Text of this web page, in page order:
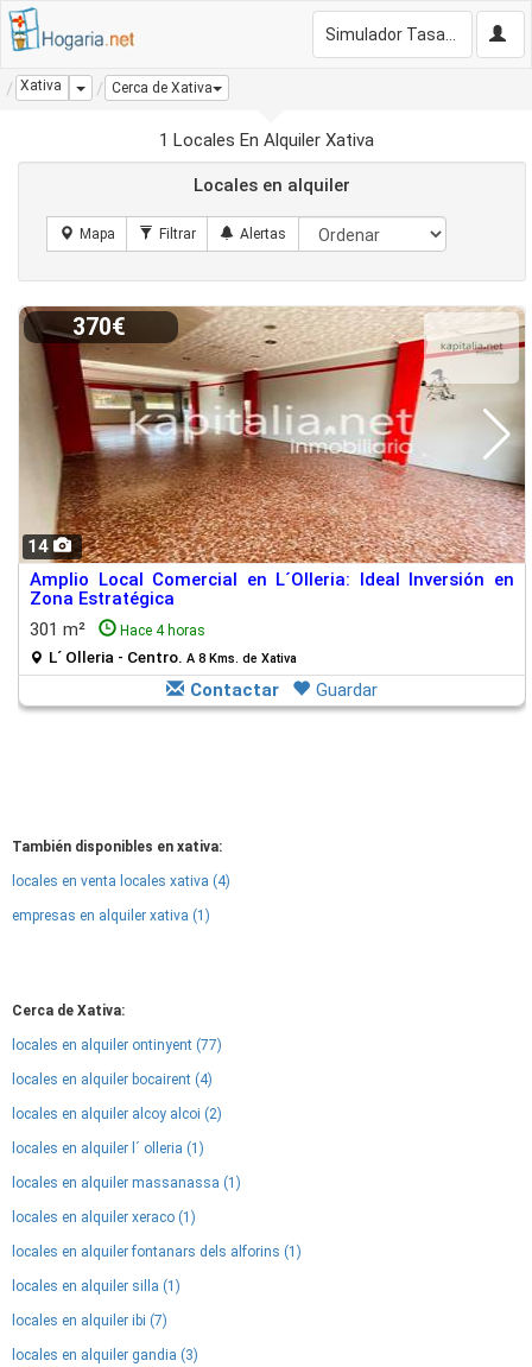
Xativa Dropdown
Cerca de Xativa
1 Locales En Alquiler Xativa
Locales en alquiler
14
370€
Amplio Local Comercial en L´Olleria: Ideal Inversión en
Zona Estratégica
301 m²
Hace 4 horas
L´ Olleria - Centro. A 8 Kms. de Xativa
Contactar Guardar
También disponibles en xativa:
locales en venta locales xativa (4)
empresas en alquiler xativa (1)
Cerca de Xativa:
locales en alquiler ontinyent (77)
locales en alquiler bocairent (4)
locales en alquiler alcoy alcoi (2)
locales en alquiler l´ olleria (1)
locales en alquiler massanassa (1)
locales en alquiler xeraco (1)
locales en alquiler fontanars dels alforins (1)
locales en alquiler silla (1)
locales en alquiler ibi (7)
locales en alquiler gandia (3)